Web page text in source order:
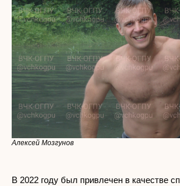
Алексей Мозгунов
В 2022 году был привлечен в качестве